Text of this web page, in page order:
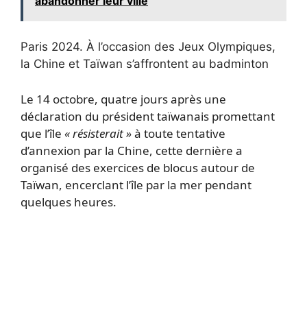
Paris 2024. À l’occasion des Jeux Olympiques,
la Chine et Taïwan s’affrontent au badminton
Le 14 octobre, quatre jours après une
déclaration du président taïwanais promettant
que l’île « résisterait »à toute tentative
d’annexion par la Chine, cette dernière a
organisé des exercices de blocus autour de
Taïwan, encerclant l’île par la mer pendant
quelques heures.